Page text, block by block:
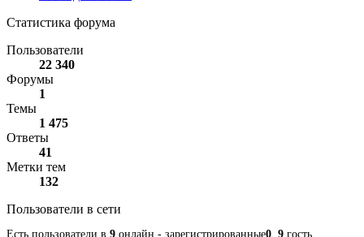
Статистика форума
Пользователи
22 340
Форумы
1
Темы
1 475
Ответы
41
Метки тем
132
Пользователи в сети
Есть пользователи в 9 онлайн - зарегистрированные0 9 гость.